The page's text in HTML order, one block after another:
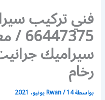
فني تركيب
سيراميك
رخام
بواسطة Rwan/14 يونيو، 2021